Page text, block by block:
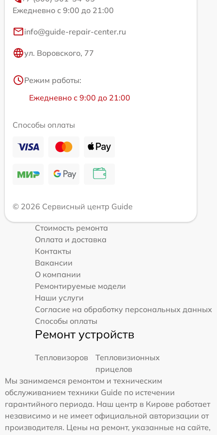
Ежедневно с 9:00 до 21:00
info@guide-repair-center.ru
ул. Воровского, 77
Режим работы:
Ежедневно с 9:00 до 21:00
Способы оплаты
© 2026 Сервисный центр Guide
Стоимость ремонта
Оплата и доставка
Контакты
Вакансии
О компании
Ремонтируемые модели
Наши услуги
Согласие на обработку персональных данных
Способы оплаты
Ремонт устройств
Тепловизоров
Тепловизионных
прицелов
Мы занимаемся ремонтом и техническим
обслуживанием техники Guide по истечении
гарантийного периода. Наш центр в Кирове работает
независимо и не имеет официальной авторизации от
производителя. Цены на ремонт, указанные на сайте,